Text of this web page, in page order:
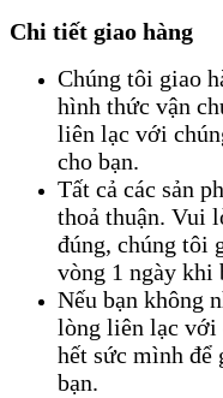
Chi tiết giao hàng
Chúng tôi giao
hình thức vận
liên lạc với
cho bạn.
Tất cả các sản
thoả thuận. Vui
đúng, chúng tôi
vòng 1 ngày khi
Nếu bạn không
lòng liên lạc với
hết sức mình để
bạn.